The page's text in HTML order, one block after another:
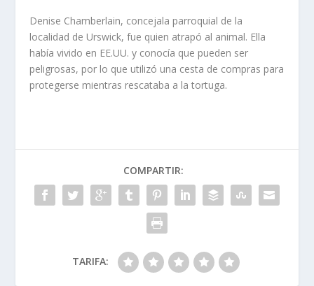
Denise Chamberlain, concejala parroquial de la
localidad de Urswick, fue quien atrapó al animal. Ella
había vivido en EE.UU. y conocía que pueden ser
peligrosas, por lo que utilizó una cesta de compras para
protegerse mientras rescataba a la tortuga.
COMPARTIR:
TARIFA: